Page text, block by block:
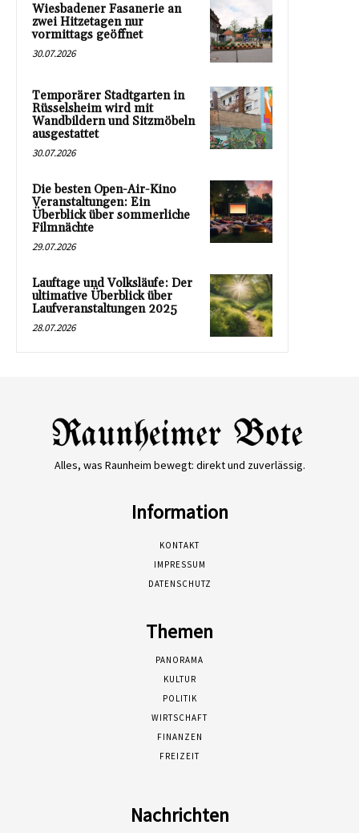
Wiesbadener Fasanerie an
zwei Hitzetagen nur
vormittags geöffnet
30.07.2026
Temporärer Stadtgarten in
Rüsselsheim wird mit
Wandbildern und Sitzmöbeln
ausgestattet
30.07.2026
Die besten Open-Air-Kino
Veranstaltungen: Ein
Überblick über sommerliche
Filmnächte
29.07.2026
Lauftage und Volksläufe: Der
ultimative Überblick über
Laufveranstaltungen 2025
28.07.2026
Alles, was Raunheim bewegt: direkt und zuverlässig.
Information
KONTAKT
IMPRESSUM
DATENSCHUTZ
Themen
PANORAMA
KULTUR
POLITIK
WIRTSCHAFT
FINANZEN
FREIZEIT
Nachrichten